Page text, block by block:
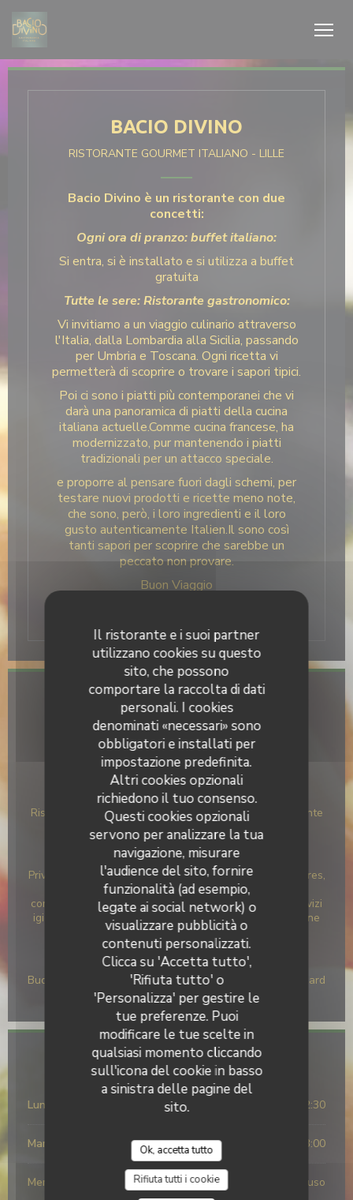
Personalizzazione delle tue scelte sui cookie
Il ristorante e i suoi partner
utilizzano cookies su questo
sito, che possono
comportare la raccolta di dati
personali. I cookies
denominati «necessari» sono
obbligatori e installati per
impostazione predefinita.
Altri cookies opzionali
richiedono il tuo consenso.
Questi cookies opzionali
servono per analizzare la tua
navigazione, misurare
l'audience del sito, fornire
funzionalità (ad esempio,
legate ai social network) o
visualizzare pubblicità o
contenuti personalizzati.
Clicca su 'Accetta tutto',
'Rifiuta tutto' o
'Personalizza' per gestire le
tue preferenze. Puoi
modificare le tue scelte in
qualsiasi momento cliccando
sull'icona del cookie in basso
a sinistra delle pagine del
sito.
Ok, accetta tutto
Rifiuta tutti i cookie
BACIO DIVINO
RISTORANTE GOURMET ITALIANO - LILLE
Bacio Divino è un ristorante con due
concetti:
Ogni ora di pranzo: buffet italiano:
Si entra, si è installato e si utilizza a buffet
gratuita
Tutte le sere: Ristorante gastronomico:
Vi invitiamo a un viaggio culinario attraverso
l'Italia, dalla Lombardia alla Sicilia, passando
per Umbria e Toscana. Ogni ricetta vi
permetterà di scoprire o trovare i sapori tipici.
Poi ci sono i piatti più contemporanei che vi
darà una panoramica di piatti della cucina
italiana actuelle.Comme cucina francese, ha
modernizzato, pur mantenendo i piatti
tradizionali per un attacco speciale.
e proporre al pensare fuori dagli schemi, per
testare nuovi prodotti e ricette meno note,
che sono, però, i loro ingredienti e il loro
gusto autenticamente Italien.Il sono così
tanti sapori per scoprire che sarebbe un
peccato non provare.
Buon Viaggio
Informazioni pratiche
Cucina
Contemporaneo, Pasta fresca, Italiana, Gastronomia
Italiana, Fatto in casa, Fresco Cucina Italiana, Brunch
Tipologia
Ristorante gourmet italiano, Ristorante Italiano, Ristorante
da asporto, Ristorante
Servizi
Privatizzazione, Parcheggio, salumeria, Cocktails dinatoires,
Carte Catering asporto, Aria condizionata - Aria
condizionata, Comprare vino, Accesso per disabili e servizi
igienici, cibo da asporto, Accesso al 100% per le persone
con mobilità ridotta
Metodo di pagamento
Buoni pasto, Visa, Titoli Restaurant, Maestro, JCB, Eurocard
/ Mastercard, Contanti, Buoni vacanza, Bancomat
Orari
Lunedi 19:00 - 22:30
Martedi 19:00 - 23:00
Mercoledi Chiuso